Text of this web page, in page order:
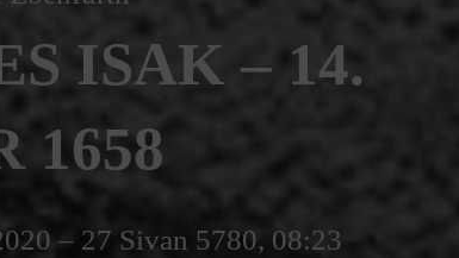
ISAK – 14.
1658
– 27 Sivan 5780, 08:23